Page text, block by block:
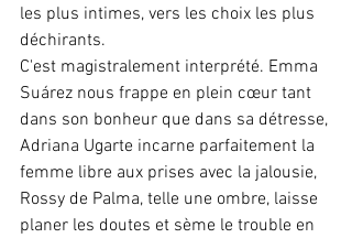
les plus intimes, vers les choix les plus
déchirants.
C'est magistralement interprété. Emma
Suárez nous frappe en plein cœur tant
dans son bonheur que dans sa détresse,
Adriana Ugarte incarne parfaitement la
femme libre aux prises avec la jalousie,
Rossy de Palma, telle une ombre, laisse
planer les doutes et sème le trouble en